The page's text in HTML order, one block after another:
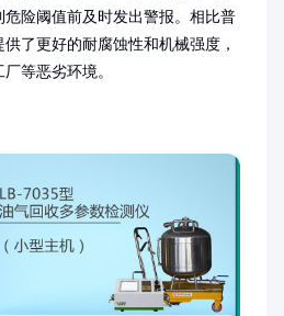
险阈值前及时发出警报。相比普
了更好的耐腐蚀性和机械强度，
等恶劣环境。